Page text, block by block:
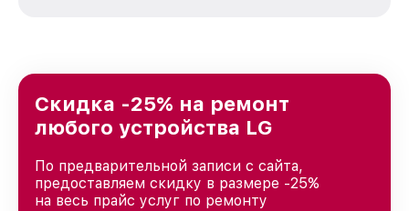
Санкт-Петербурге, постоянно повышая
уровень доверия и лояльности наших
клиентов.
Скидка -25% на ремонт
любого устройства LG
По предварительной записи с сайта,
предоставляем скидку в размере -25%
на весь прайс услуг по ремонту